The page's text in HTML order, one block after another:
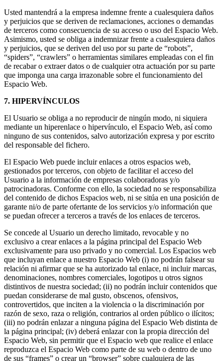
Usted mantendrá a la empresa indemne frente a cualesquiera daños
y perjuicios que se deriven de reclamaciones, acciones o demandas
de terceros como consecuencia de su acceso o uso del Espacio Web.
Asimismo, usted se obliga a indemnizar frente a cualesquiera daños
y perjuicios, que se deriven del uso por su parte de “robots”,
“spiders”, “crawlers” o herramientas similares empleadas con el fin
de recabar o extraer datos o de cualquier otra actuación por su parte
que imponga una carga irrazonable sobre el funcionamiento del
Espacio Web.
7. HIPERVÍNCULOS
El Usuario se obliga a no reproducir de ningún modo, ni siquiera
mediante un hiperenlace o hipervínculo, el Espacio Web, así como
ninguno de sus contenidos, salvo autorización expresa y por escrito
del responsable del fichero.
El Espacio Web puede incluir enlaces a otros espacios web,
gestionados por terceros, con objeto de facilitar el acceso del
Usuario a la información de empresas colaboradoras y/o
patrocinadoras. Conforme con ello, la sociedad no se responsabiliza
del contenido de dichos Espacios web, ni se sitúa en una posición de
garante ni/o de parte ofertante de los servicios y/o información que
se puedan ofrecer a terceros a través de los enlaces de terceros.
Se concede al Usuario un derecho limitado, revocable y no
exclusivo a crear enlaces a la página principal del Espacio Web
exclusivamente para uso privado y no comercial. Los Espacios web
que incluyan enlace a nuestro Espacio Web (i) no podrán falsear su
relación ni afirmar que se ha autorizado tal enlace, ni incluir marcas,
denominaciones, nombres comerciales, logotipos u otros signos
distintivos de nuestra sociedad; (ii) no podrán incluir contenidos que
puedan considerarse de mal gusto, obscenos, ofensivos,
controvertidos, que inciten a la violencia o la discriminación por
razón de sexo, raza o religión, contrarios al orden público o ilícitos;
(iii) no podrán enlazar a ninguna página del Espacio Web distinta de
la página principal; (iv) deberá enlazar con la propia dirección del
Espacio Web, sin permitir que el Espacio web que realice el enlace
reproduzca el Espacio Web como parte de su web o dentro de uno
de sus “frames” o crear un “browser” sobre cualquiera de las